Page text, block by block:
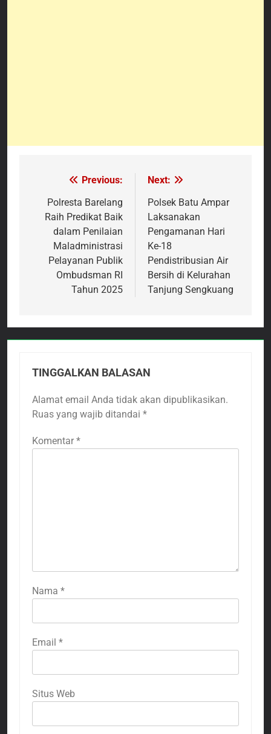
Navigasi
pos
Previous:
Polresta Barelang
Raih Predikat Baik
dalam Penilaian
Maladministrasi
Pelayanan Publik
Ombudsman RI
Tahun 2025
Next:
Polsek Batu Ampar
Laksanakan
Pengamanan Hari
Ke-18
Pendistribusian Air
Bersih di Kelurahan
Tanjung Sengkuang
TINGGALKAN BALASAN
Alamat email Anda tidak akan dipublikasikan.
Ruas yang wajib ditandai *
Komentar *
Nama *
Email *
Situs Web